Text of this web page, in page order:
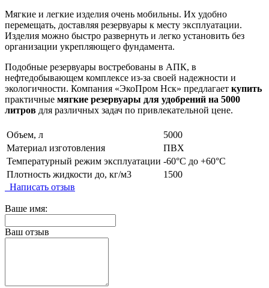
Мягкие и легкие изделия очень мобильны. Их удобно
перемещать, доставляя резервуары к месту эксплуатации.
Изделия можно быстро развернуть и легко установить без
организации укрепляющего фундамента.
Подобные резервуары востребованы в АПК, в
нефтедобывающем комплексе из-за своей надежности и
экологичности. Компания «ЭкоПром Нск» предлагает купить
практичные мягкие резервуары для удобрений на 5000
литров для различных задач по привлекательной цене.
Объем, л
5000
Материал изготовления
ПВХ
Температурный режим эксплуатации -60°C до +60°C
Плотность жидкости до, кг/м3
1500
Написать отзыв
Ваше имя:
Ваш отзыв